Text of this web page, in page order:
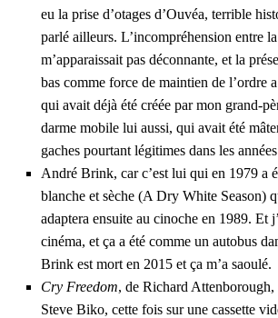
eu la prise d’o­tages d’Ou­véa, ter­rible
par­lé ailleurs. L’in­com­pré­hen­sion entre
m’ap­pa­rais­sait pas décon­nante, et la
bas comme force de main­tien de l’ordre
qui avait déjà été créée par mon grand-
darme mobile lui aus­si, qui avait été
gaches pour­tant légi­times dans les
André Brink, car c’est lui qui en 1979 a
blanche et sèche (A Dry White Sea­son)
adap­te­ra ensuite au cinoche en 1989. Et
ciné­ma, et ça a été comme un auto­bus
Brink est mort en 2015 et ça m’a saou­lé.
Cry Free­dom, de Richard Atten­bo­rough,
Steve Biko, cette fois sur une cas­sette